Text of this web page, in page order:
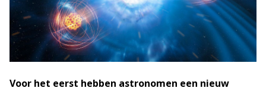
Voor het eerst hebben astronomen een nieuw